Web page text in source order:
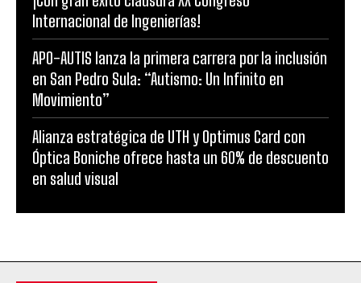
Internacional de Ingenierías!
APO-AUTIS lanza la primera carrera por la inclusión
en San Pedro Sula: “Autismo: Un Infinito en
Movimiento”
Alianza estratégica de UTH y Optimus Card con
Óptica Boniche ofrece hasta un 60% de descuento
en salud visual